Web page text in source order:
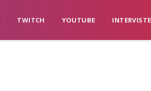
TWITCH YOUTUBE